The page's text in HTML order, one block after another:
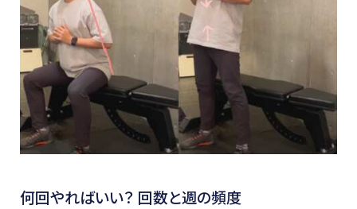
何回やればいい？ 回数と週の頻度